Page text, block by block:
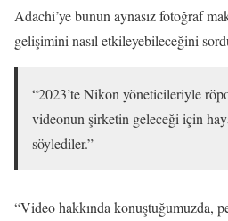
Adachi’ye bunun aynasız fotoğraf
gelişimini nasıl etkileyebileceğini
“2023’te Nikon yöneticileriyle
videonun şirketin geleceği için
söylediler.”
“Video hakkında konuştuğumuzda,